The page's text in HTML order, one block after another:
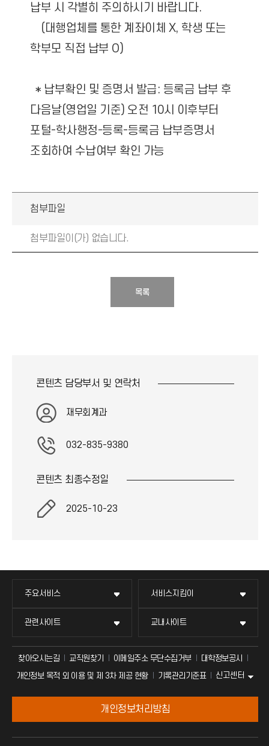
납부 시 각별히 주의하시기 바랍니다.
(대행업체를 통한 계좌이체 X, 학생 또는
학부모 직접 납부 O)
* 납부확인 및 증명서 발급: 등록금 납부 후
다음날(영업일 기준) 오전 10시 이후부터
포털-학사행정-등록-등록금 납부증명서
조회하여 수납여부 확인 가능
첨부파일
첨부파일이(가) 없습니다.
목록
콘텐츠 담당부서 및 연락처
재무회계과
032-835-9380
콘텐츠 최종수정일
2025-10-23
주요서비스 서비스지킴이
관련사이트 교내사이트
찾아오시는길 교직원찾기 이메일주소 무단수집거부
대학정보공시
개인정보 목적 외 이용 및 제 3차 제공 현황
기록관리기준표 신고센터
개인정보처리방침